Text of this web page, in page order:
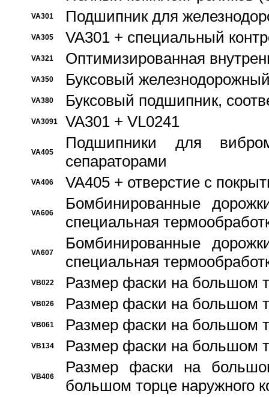
VA301 Подшипник для
VA305 VA301 + специальный
VA321 Оптимизированная
VA350 Буксовый
VA380 Буксовый подшипник,
VA3091 VA301 + VL0241
VA405
Подшипники для
сепараторами
VA406 VA405 + отверстие с
VA606
Бомбинированные
специальная
VA607
Бомбинированные
специальная
VB022 Размер фаски на большом
VB026 Размер фаски на большом
VB061 Размер фаски на большом
VB134 Размер фаски на большом
VB406
Размер фаски на
большом торце наружного